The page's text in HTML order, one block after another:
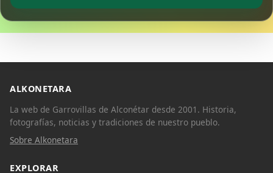
ALKONETARA
La web de Garrovillas de Alconétar desde 2001. Historia,
fotografías, noticias y tradiciones de nuestro pueblo.
Sobre Alkonetara
EXPLORAR